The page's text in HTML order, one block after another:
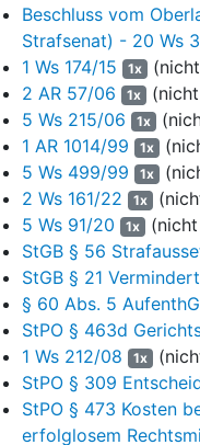
„(…) wird angezeigt, dass
beauftragt hat.
versichert.“
Die Akteneinsicht wurde
27.03.2024 gewährt (Bl.
Mit Beschluss des
wurde die durch Urteil
11.08.2020 gewährte
(Bl. 42 f). Hinsichtlich der
Verfügung (Blatt 43):
„Beschluss zustellen mit
Verurteilte(n) u.
Am 22.04.2024
„1 x ZU
Beschluss vom
Strafsenat) - 20 Ws
1 Ws 174/15 1x (nicht
2 AR 57/06
1x (nicht
5 Ws 215/06
1x
1 AR 1014/99
1x
5 Ws 499/99
1x
2 Ws 161/22
1x
5 Ws 91/20
1x (nicht
StGB § 56
StGB § 21
§ 60 Abs. 5 AufenthG
StPO § 463d
1 Ws 212/08 1x
StPO § 309
StPO § 473 Kosten
erfolglosem